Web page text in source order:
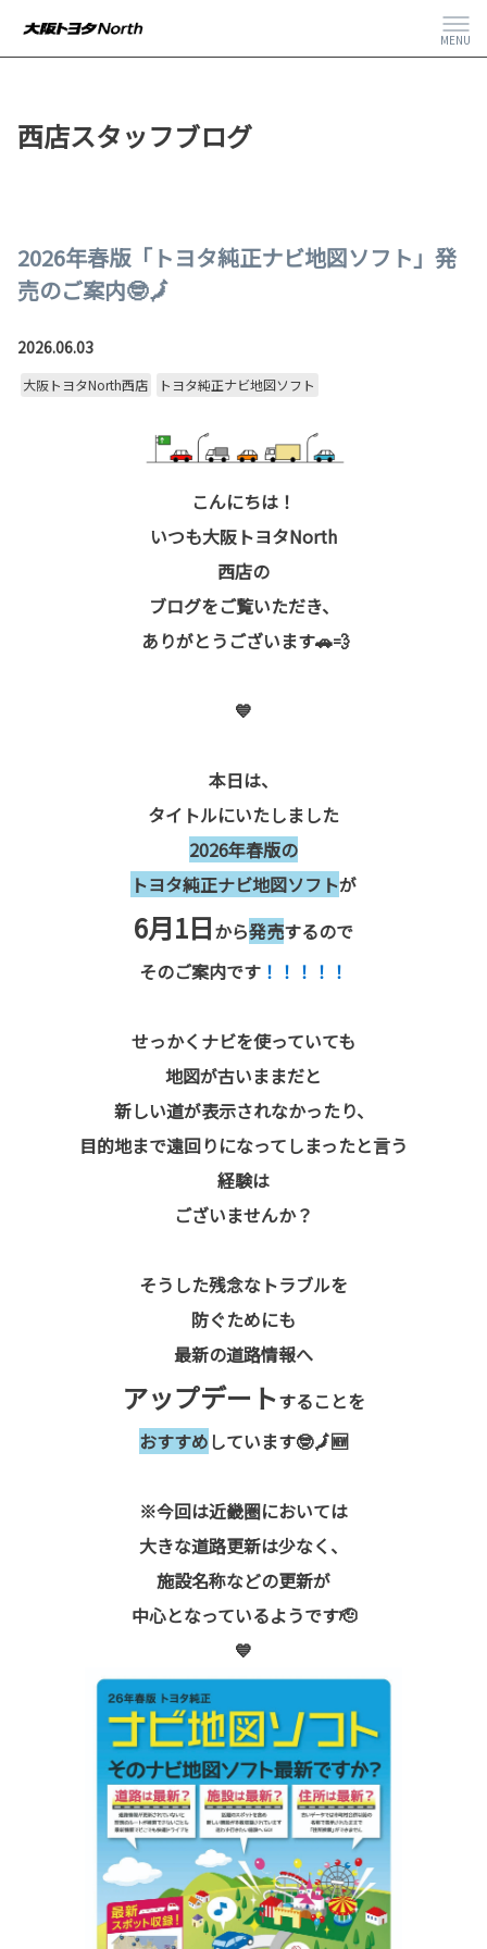
MENU
西店スタッフブログ
2026年春版「トヨタ純正ナビ地図ソフト」発
売のご案内🤓🗾
2026.06.03
大阪トヨタNorth西店 トヨタ純正ナビ地図ソフト
こんにちは！
いつも大阪トヨタNorth
西店の
ブログをご覧いただき、
ありがとうございます🚗💨
💙
本日は、
タイトルにいたしました
2026年春版の
トヨタ純正ナビ地図ソフトが
6月1日から発売するので
そのご案内です ！！！！！
せっかくナビを使っていても
地図が古いままだと
新しい道が表示されなかったり、
目的地まで遠回りになってしまったと言う
経験は
ございませんか？
そうした残念なトラブルを
防ぐためにも
最新の道路情報へ
アップデートすることを
おすすめしています🤓🗾🆕
※今回は近畿圏においては
大きな道路更新は少なく、
施設名称などの更新が
中心となっているようです🫡
💙